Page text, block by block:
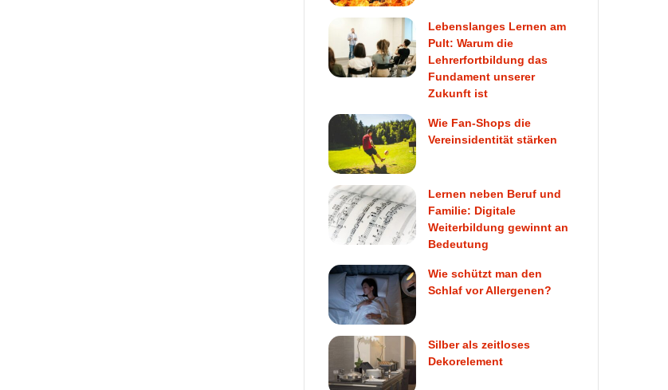
Lebenslanges Lernen am
Pult: Warum die
Lehrerfortbildung das
Fundament unserer
Zukunft ist
Wie Fan-Shops die
Vereinsidentität stärken
Lernen neben Beruf und
Familie: Digitale
Weiterbildung gewinnt an
Bedeutung
Wie schützt man den
Schlaf vor Allergenen?
Silber als zeitloses
Dekorelement